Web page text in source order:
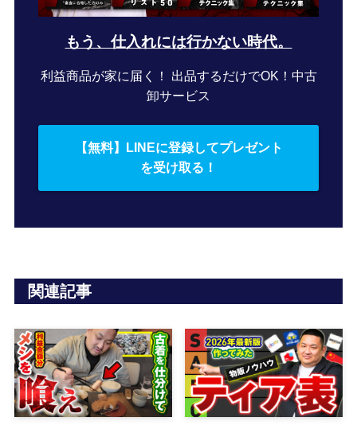
もう、仕入れには行かない時代。
利益商品が家に届く！ 出品するだけでOK！中古
卸サービス
【無料】LINEに登録してプレゼント
を受け取る！
関連記事